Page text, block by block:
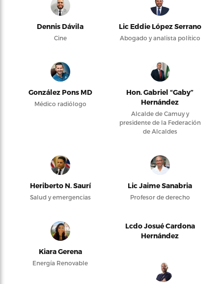
Dennis Dávila
Cine
Lic Eddie López Serrano
Abogado y analista político
González Pons MD
Médico radiólogo
Hon. Gabriel “Gaby”
Hernández
Alcalde de Camuy y
presidente de la Federación
de Alcaldes
Heriberto N. Saurí
Salud y emergencias
Lic Jaime Sanabria
Profesor de derecho
Kiara Gerena
Energía Renovable
Lcdo Josué Cardona
Hernández